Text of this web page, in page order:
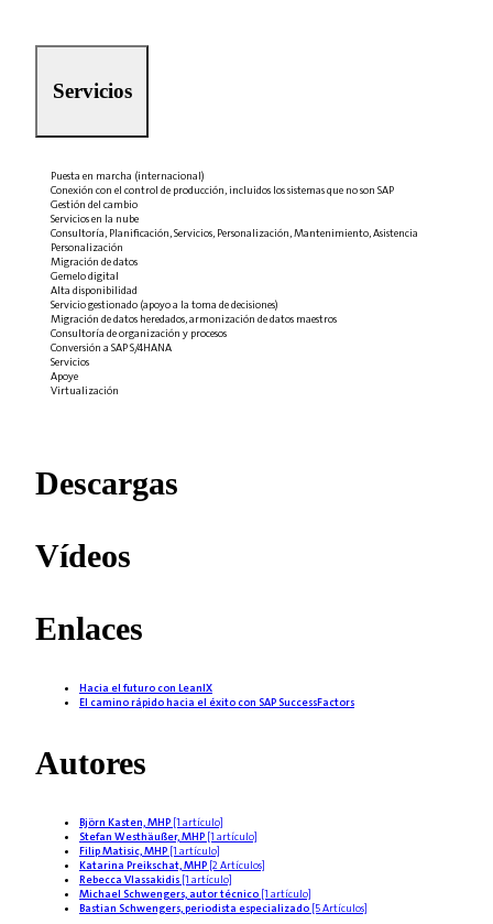
Servicios
Puesta en marcha (internacional)
Conexión con el control de producción, incluidos los sistemas que no son SAP
Gestión del cambio
Servicios en la nube
Consultoría, Planificación, Servicios, Personalización, Mantenimiento, Asistencia
Personalización
Migración de datos
Gemelo digital
Alta disponibilidad
Servicio gestionado (apoyo a la toma de decisiones)
Migración de datos heredados, armonización de datos maestros
Consultoría de organización y procesos
Conversión a SAP S/4HANA
Servicios
Apoye
Virtualización
Descargas
Vídeos
Enlaces
Hacia el futuro con LeanIX
El camino rápido hacia el éxito con SAP SuccessFactors
Autores
Björn Kasten, MHP [1 artículo]
Stefan Westhäußer, MHP [1 artículo]
Filip Matisic, MHP [1 artículo]
Katarina Preikschat, MHP [2 Artículos]
Rebecca Vlassakidis [1 artículo]
Michael Schwengers, autor técnico [1 artículo]
Bastian Schwengers, periodista especializado [5 Artículos]